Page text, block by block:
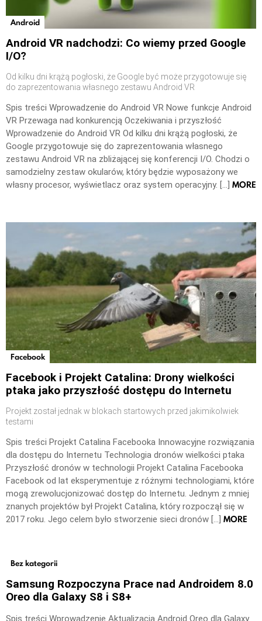
Android
Android VR nadchodzi: Co wiemy przed Google
I/O?
Od kilku dni krążą pogłoski, że Google być może przygotowuje się
do zaprezentowania własnego zestawu Android VR
Spis treści Wprowadzenie do Android VR Nowe funkcje Android
VR Przewaga nad konkurencją Oczekiwania i przyszłość
Wprowadzenie do Android VR Od kilku dni krążą pogłoski, że
Google przygotowuje się do zaprezentowania własnego
zestawu Android VR na zbliżającej się konferencji I/O. Chodzi o
samodzielny zestaw okularów, który będzie wyposażony we
własny procesor, wyświetlacz oraz system operacyjny. […] MORE
Facebook
Facebook i Projekt Catalina: Drony wielkości
ptaka jako przyszłość dostępu do Internetu
Projekt został jednak w blokach startowych przed jakimikolwiek
testami
Spis treści Projekt Catalina Facebooka Innowacyjne rozwiązania
dla dostępu do Internetu Technologia dronów wielkości ptaka
Przyszłość dronów w technologii Projekt Catalina Facebooka
Facebook od lat eksperymentuje z różnymi technologiami, które
mogą zrewolucjonizować dostęp do Internetu. Jednym z mniej
znanych projektów był Projekt Catalina, który rozpoczął się w
2017 roku. Jego celem było stworzenie sieci dronów […] MORE
Bez kategorii
Samsung Rozpoczyna Prace nad Androidem 8.0
Oreo dla Galaxy S8 i S8+
Spis treści Wprowadzenie Aktualizacja Android Oreo dla Galaxy